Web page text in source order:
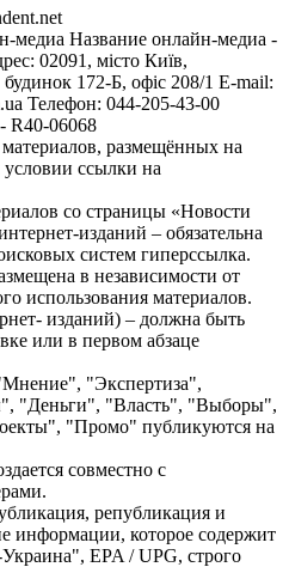
медиа Название онлайн-медиа -
02091, місто Київ,
172-Б, офіс 208/1 E-mail:
Телефон: 044-205-43-00
R40-06068
размещённых на
условии ссылки на
со страницы «Новости
изданий – обязательна
систем гиперссылка.
в независимости от
использования материалов.
изданий) – должна быть
или в первом абзаце
"Экспертиза",
"Деньги", "Власть", "Выборы",
"Промо" публикуются на
совместно с
републикация и
информации, которое содержит
EPA / UPG, строго